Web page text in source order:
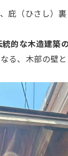
庇（ひさし）
的な木造建築
る、木部の壁